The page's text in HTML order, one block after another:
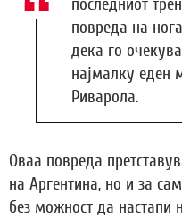
последниот
повреда на
дека го
најмалку еден
Риварола.
Оваа повреда
на Аргентина, но и за
без можност да настапи